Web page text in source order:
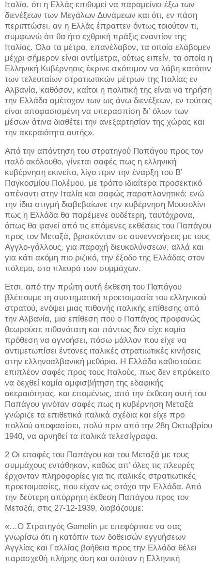
Ιταλία, ότι η Ελλάς επιθυμεί να παραμείνει έξω των
διενέξεων των Μεγάλων Δυνάμεων και ότι, εν πάση
περιπτώσει, αν η Ελλάς έπραττεν όντως τοιούτον τι,
συμφωνώ ότι θα ήτο εχθρική πράξις εναντίον της
Ιταλίας. Ολα τα μέτρα, επανέλαβον, τα οποία ελάβομεν
μέχρι σήμερον είναι αντίμετρα, ούτως ειπείν, τα οποία η
Ελληνική Κυβέρνησις έκρινε σκόπιμον να λάβη κατόπιν
των τελευταίων στρατιωτικών μέτρων της Ιταλίας εν
Αλβανία, καθόσον, καίτοι η πολιτική της είναι να τηρήση
την Ελλάδα αμέτοχον των ως άνω διενέξεων, εν τούτοις
είναι αποφασισμένη να υπερασπίση δι’ όλων των
μέσων άτινα διαθέτει την ανεξαρτησίαν της χώρας και
την ακεραιότητα αυτής».
Από την απάντηση του στρατηγού Παπάγου προς τον
ιταλό ακόλουθο, γίνεται σαφές πως η ελληνική
κυβέρνηση εκινείτο, λίγο πριν την έναρξη του Β’
Παγκοσμίου Πολέμου, με τρόπο ιδιαίτερα προσεκτικό
απέναντι στην Ιταλία και σαφώς παραπλανητικό: ενώ
την ίδια στιγμή διαβεβαίωνε την κυβέρνηση Μουσολίνι
πως η Ελλάδα θα παρέμενε ουδέτερη, ταυτόχρονα,
όπως θα φανεί από τις επόμενες εκθέσεις του Παπάγου
προς τον Μεταξά, βρισκόνταν σε συνεννοήσεις με τους
Αγγλο-γάλλους, για παροχή διευκολύνσεων, αλλά και
για κάτι ακόμη πιο ριζικό, την έξοδο της Ελλάδας στον
πόλεμο, στο πλευρό των συμμάχων.
Ετσι, από την πρώτη αυτή έκθεση του Παπάγου
βλέπουμε τη συστηματική προετοιμασία του ελληνικού
στρατού, ενόψει μιας πιθανής ιταλικής επίθεσης από
την Αλβανία, μια επίθεση που ο Παπάγος προφανώς
θεωρούσε πιθανότατη και πάντως δεν είχε καμία
πρόθεση να αγνοήσει, πόσω μάλλον που είχε να
αντιμετωπίσει έντονες ιταλικές στρατιωτικές κινήσεις
στην ελληνοαλβανική μεθόριο. Η Ελλάδα καθιστούσε
επιπλέον σαφές προς τους Ιταλούς, πως δεν επρόκειτο
να δεχθεί καμία αμφισβήτηση της εδαφικής
ακεραιότητας, και επομένως, από την έκθεση αυτή του
Παπάγου γινόταν σαφές πως η κυβέρνηση Μεταξά
γνώριζε τα επιθετικά ιταλικά σχέδια και είχε προ
πολλού αποφασίσει, πολύ πριν από την 28η Οκτωβρίου
1940, να αρνηθεί τα ιταλικά τελεσίγραφα.
2 Οι επαφές του Παπάγου και του Μεταξά με τους
συμμάχους εντάθηκαν, καθώς απ’ όλες τις πλευρές
έρχονταν πληροφορίες για τις ιταλικές στρατιωτικές
προετοιμασίες, που είχαν ως στόχο την Ελλάδα. Από
την δεύτερη απόρρητη έκθεση Παπάγου προς τον
Μεταξά, στις 27-12-1939, διαβάζουμε:
«…Ο Στρατηγός Gamelin με επεφόρτισε να σας
γνωρίσω ότι η κατόπιν των δοθεισών εγγυήσεων
Αγγλίας και Γαλλίας βοήθεια προς την Ελλάδα θέλει
παρασχεθή πλήρης όση και οπόταν η Ελληνική